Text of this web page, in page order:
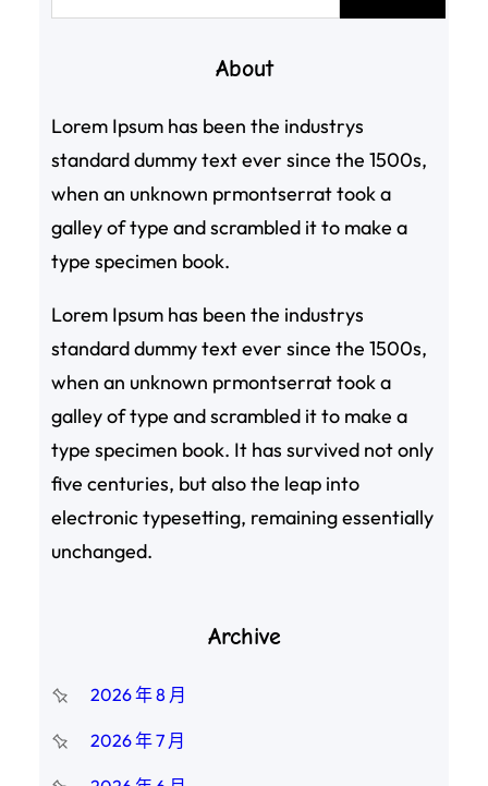
About
Lorem Ipsum has been the industrys
standard dummy text ever since the 1500s,
when an unknown prmontserrat took a
galley of type and scrambled it to make a
type specimen book.
Lorem Ipsum has been the industrys
standard dummy text ever since the 1500s,
when an unknown prmontserrat took a
galley of type and scrambled it to make a
type specimen book. It has survived not only
five centuries, but also the leap into
electronic typesetting, remaining essentially
unchanged.
Archive
2026 年 8 月
2026 年 7 月